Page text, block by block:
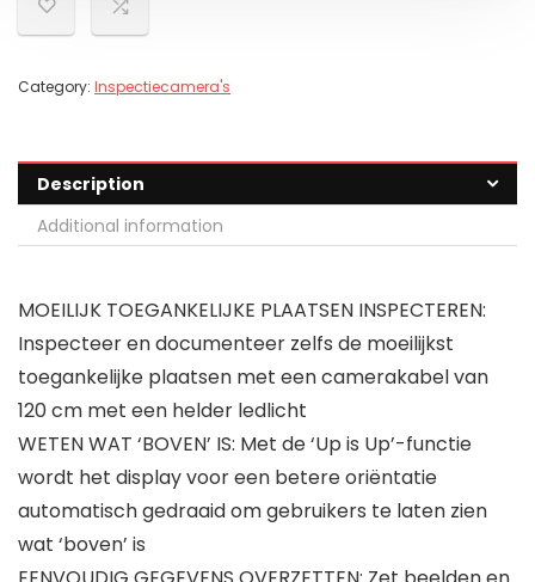
Category: Inspectiecamera's
Description
Additional information
MOEILIJK TOEGANKELIJKE PLAATSEN INSPECTEREN:
Inspecteer en documenteer zelfs de moeilijkst
toegankelijke plaatsen met een camerakabel van
120 cm met een helder ledlicht
WETEN WAT ‘BOVEN’ IS: Met de ‘Up is Up’-functie
wordt het display voor een betere oriëntatie
automatisch gedraaid om gebruikers te laten zien
wat ‘boven’ is